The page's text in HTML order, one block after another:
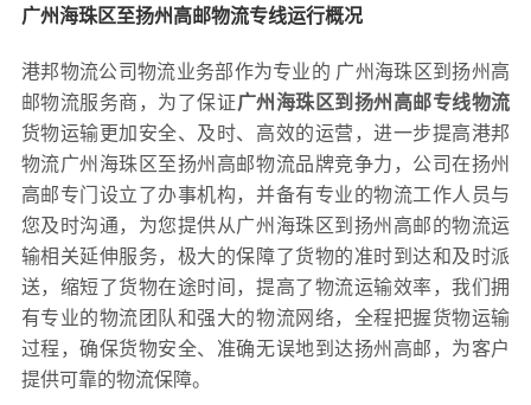
广州海珠区至扬州高邮物流专线运行概况
港邦物流公司物流业务部作为专业的 广州海珠区到扬州高
邮物流服务商，为了保证广州海珠区到扬州高邮专线物流
货物运输更加安全、及时、高效的运营，进一步提高港邦
物流广州海珠区至扬州高邮物流品牌竞争力，公司在扬州
高邮专门设立了办事机构，并备有专业的物流工作人员与
您及时沟通，为您提供从广州海珠区到扬州高邮的物流运
输相关延伸服务，极大的保障了货物的准时到达和及时派
送，缩短了货物在途时间，提高了物流运输效率，我们拥
有专业的物流团队和强大的物流网络，全程把握货物运输
过程，确保货物安全、准确无误地到达扬州高邮，为客户
提供可靠的物流保障。